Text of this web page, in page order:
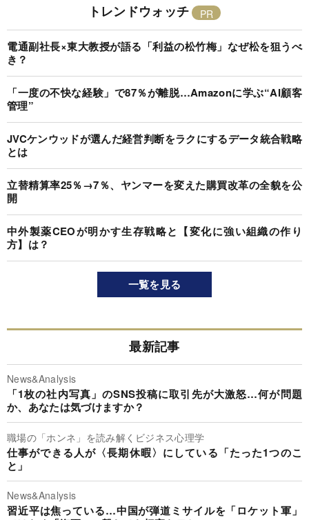
トレンドウォッチ
電通副社長×東大教授が語る「利益の松竹梅」なぜ松を狙うべ
き？
「一度の不快な経験」で87％が離脱…Amazonに学ぶ“AI顧客
管理”
JVCケンウッドが選んだ経営判断をラクにするデータ統合戦略
とは
立替精算率25％→7％、ヤンマーを変えた購買改革の全貌を公
開
中外製薬CEOが明かす生存戦略と【変化に強い組織の作り
方】は？
一覧を見る
最新記事
News&Analysis
「1枚の社内写真」のSNS投稿に取引先が大激怒…何が問題
か、あなたは気づけますか？
職場の「ホンネ」を読み解くビジネス心理学
仕事ができる人が〈長期休暇〉にしている「たった1つのこ
と」
News&Analysis
習近平は焦っている…中国が弾道ミサイルを「ロケット軍」